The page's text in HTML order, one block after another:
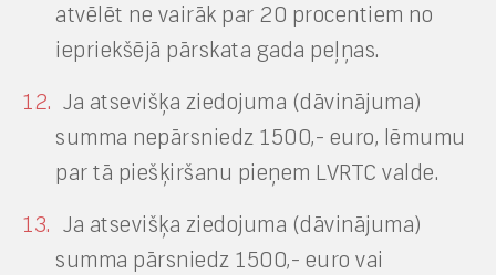
atvēlēt ne vairāk par 20 procentiem no
iepriekšējā pārskata gada peļņas.
Ja atsevišķa ziedojuma (dāvinājuma)
summa nepārsniedz 1500,- euro, lēmumu
par tā piešķiršanu pieņem LVRTC valde.
Ja atsevišķa ziedojuma (dāvinājuma)
summa pārsniedz 1500,- euro vai